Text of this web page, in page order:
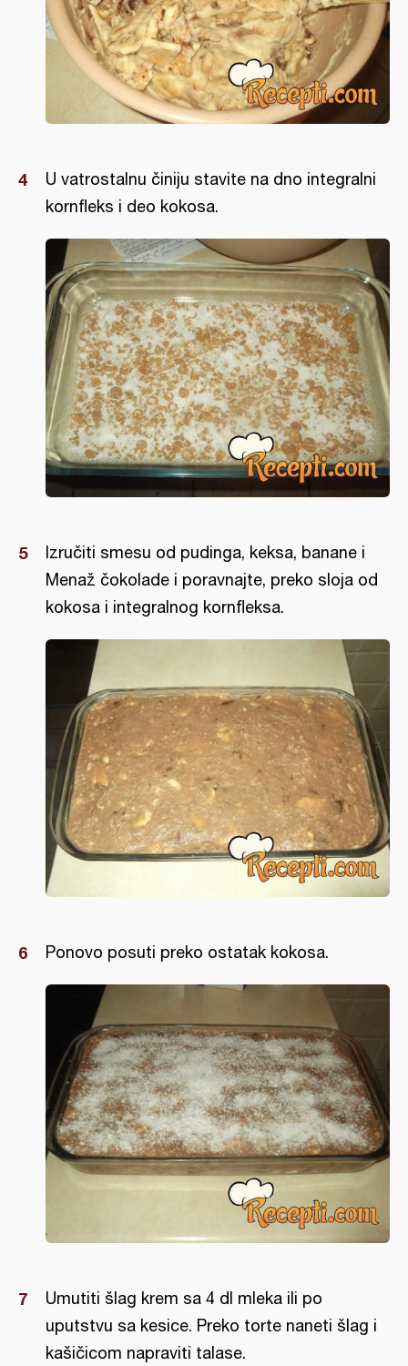
U vatrostalnu činiju stavite na dno integralni
kornfleks i deo kokosa.
Izručiti smesu od pudinga, keksa, banane i
Menaž čokolade i poravnajte, preko sloja od
kokosa i integralnog kornfleksa.
Ponovo posuti preko ostatak kokosa.
Umutiti šlag krem sa 4 dl mleka ili po
uputstvu sa kesice. Preko torte naneti šlag i
kašičicom napraviti talase.